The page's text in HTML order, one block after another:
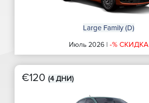
Large Family (D)
Июль 2026 | -% СКИДКА
€120 (4 ДНИ)